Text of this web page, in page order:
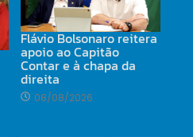
Flávio Bolsonaro reitera
apoio ao Capitão
Contar e à chapa da
direita
08/08/2026